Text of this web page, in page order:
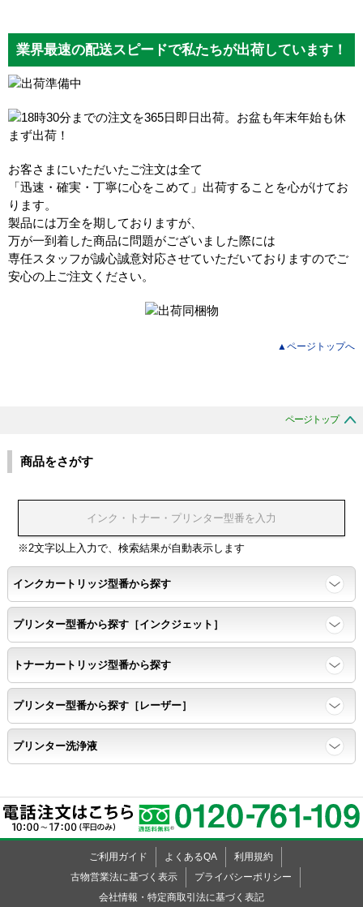
業界最速の配送スピードで私たちが出荷しています！
お客さまにいただいたご注文は全て
「迅速・確実・丁寧に心をこめて」出荷することを心がけてお
ります。
製品には万全を期しておりますが、
万が一到着した商品に問題がございました際には
専任スタッフが誠心誠意対応させていただいておりますのでご
安心の上ご注文ください。
▲ページトップへ
ページトップ
商品をさがす
※2文字以上入力で、検索結果が自動表示します
インクカートリッジ型番から探す
プリンター型番から探す［インクジェット］
トナーカートリッジ型番から探す
プリンター型番から探す［レーザー］
プリンター洗浄液
ご利用ガイド よくあるQA
利用規約
古物営業法に基づく表示
プライバシーポリシー
会社情報・特定商取引法に基づく表記